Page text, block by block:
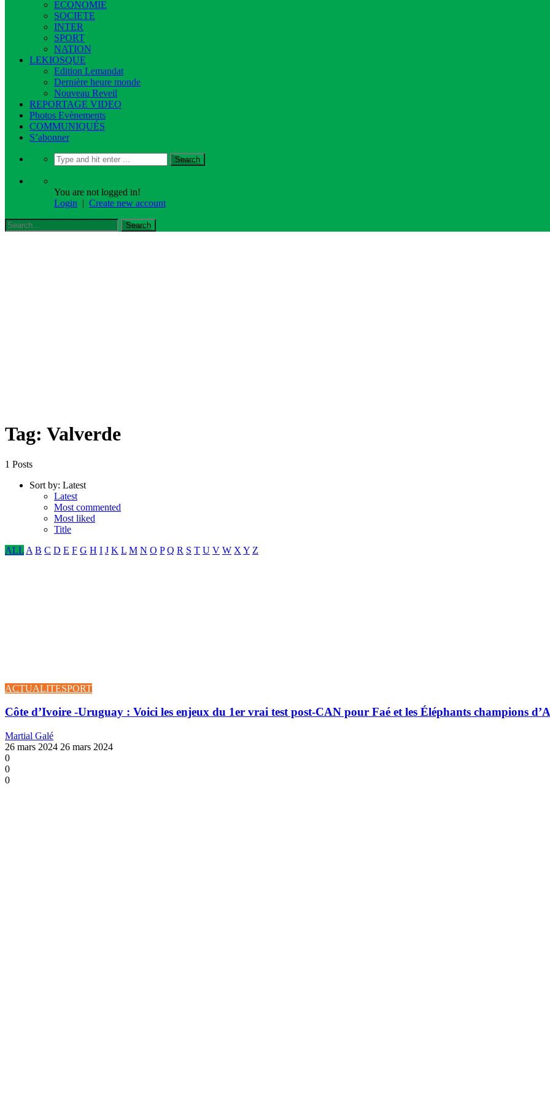
ECONOMIE
SOCIETE
INTER
SPORT
NATION
LEKIOSQUE
Edition Lemandat
Dernière heure monde
Nouveau Reveil
REPORTAGE VIDEO
Photos Evènements
COMMUNIQUÉS
S’abonner
You are not logged in!
Login | Create new account
Tag: Valverde
1 Posts
Sort by: Latest
Latest
Most commented
Most liked
Title
ALL A B C D E F G H I J K L M N O P Q R S T U V W X Y Z
ACTUALITESPORT
Côte d’Ivoire -Uruguay : Voici les enjeux du 1er vrai test post-CAN pour Faé et les Éléphants champions
Martial Galé
26 mars 2024 26 mars 2024
0
0
0